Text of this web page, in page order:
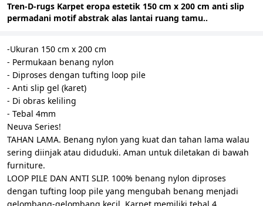
Tren-D-rugs Karpet eropa estetik 150 cm x 200 cm anti slip
permadani motif abstrak alas lantai ruang tamu..
-Ukuran 150 cm x 200 cm
- Permukaan benang nylon
- Diproses dengan tufting loop pile
- Anti slip gel (karet)
- Di obras keliling
- Tebal 4mm
Neuva Series!
TAHAN LAMA. Benang nylon yang kuat dan tahan lama walau
sering diinjak atau diduduki. Aman untuk diletakan di bawah
furniture.
LOOP PILE DAN ANTI SLIP. 100% benang nylon diproses
dengan tufting loop pile yang mengubah benang menjadi